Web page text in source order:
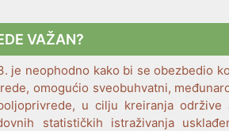
VAŽAN?
je neophodno kako bi se obezbedio
omogućio sveobuhvatni,
u cilju kreiranja
statističkih istraživanja